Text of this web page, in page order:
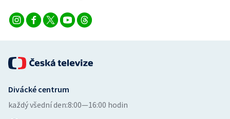
Lyže a snowboard
Moderní pětiboj
Motorsport
Olympijské hry
Divácké centrum
každý všední den:8:00—16:00 hodin